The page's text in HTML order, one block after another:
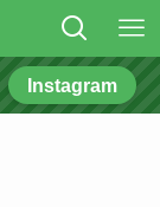
Instagram